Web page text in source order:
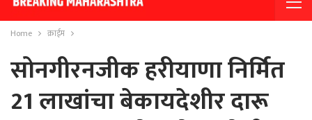
Home क्राईम
सोनगीरनजीक हरीयाणा निर्मित
21 लाखांचा बेकायदेशीर दारू